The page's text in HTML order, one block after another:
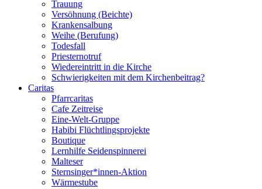
Trauung
Versöhnung (Beichte)
Krankensalbung
Weihe (Berufung)
Todesfall
Priesternotruf
Wiedereintritt in die Kirche
Schwierigkeiten mit dem Kirchenbeitrag?
Caritas
Pfarrcaritas
Cafe Zeitreise
Eine-Welt-Gruppe
Habibi Flüchtlingsprojekte
Boutique
Lernhilfe Seidenspinnerei
Malteser
Sternsinger*innen-Aktion
Wärmestube